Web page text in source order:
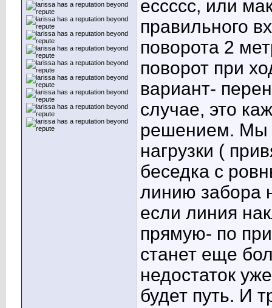
ессссс, или
правильного
поворота 2
поворот при
вариант-
случае, это
решением. Мы
нагрузки (
беседка с
линию забора
если линия
прямую- по
станет еще
недостаток
будет путь. И